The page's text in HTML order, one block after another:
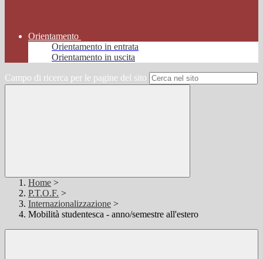
Orientamento
Orientamento in entrata
Orientamento in uscita
Campo di ricerca per le pagine del sito
Home >
P.T.O.F. >
Internazionalizzazione >
Mobilità studentesca - anno/semestre all'estero